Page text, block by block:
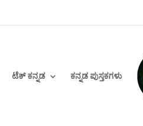
ಟೆಕ್ ಕನ್ನಡ ಕನ್ನಡ ಪುಸ್ತಕಗಳು